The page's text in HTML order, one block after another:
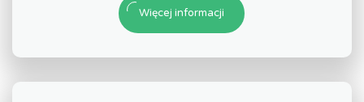
Więcej informacji